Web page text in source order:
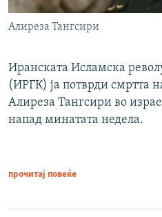
Алиреза Тангсири
Иранската Исламска
(ИРГК) ја потврди смртта
Алиреза Тангсири во
напад минатата недела.
прочитај повеќе